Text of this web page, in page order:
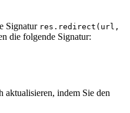
Signatur res.redirect(url,
die folgende Signatur:
aktualisieren, indem Sie den